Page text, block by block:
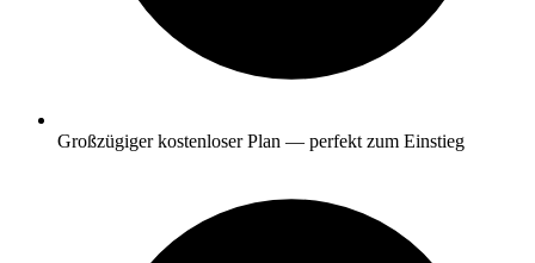
Großzügiger kostenloser Plan — perfekt zum Einstieg